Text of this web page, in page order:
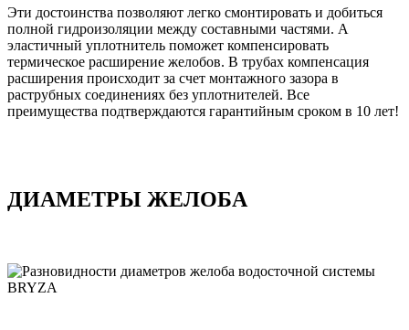
Эти достоинства позволяют легко смонтировать и добиться
полной гидроизоляции между составными частями. А
эластичный уплотнитель поможет компенсировать
термическое расширение желобов. В трубах компенсация
расширения происходит за счет монтажного зазора в
раструбных соединениях без уплотнителей. Все
преимущества подтверждаются гарантийным сроком в 10 лет!
ДИАМЕТРЫ ЖЕЛОБА